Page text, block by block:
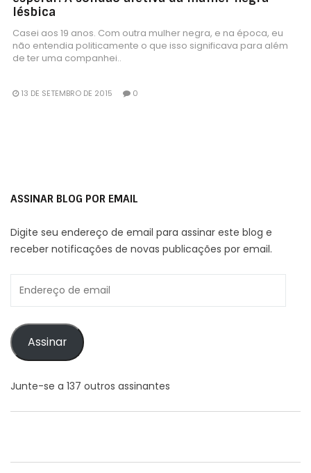
lésbica
Casei aos 19 anos. Com outra mulher negra, e na época, eu
não entendia politicamente o que isso significava para além
de ter uma companhei..
13 DE SETEMBRO DE 2015 0
ASSINAR BLOG POR EMAIL
Digite seu endereço de email para assinar este blog e
receber notificações de novas publicações por email.
de
Assinar
Junte-se a 137 outros assinantes